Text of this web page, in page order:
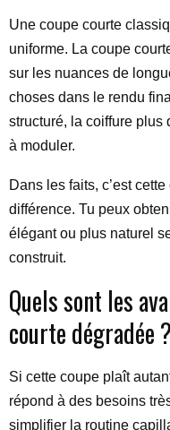
Une coupe courte
uniforme. La coupe
sur les nuances de
choses dans le rendu
structuré, la coiffure plus
à moduler.
Dans les faits, c’est
différence. Tu peux
élégant ou plus naturel
construit.
Quels sont les
courte dégradée ?
Si cette coupe plaît
répond à des besoins
simplifier la routine